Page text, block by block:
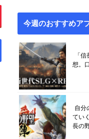
今週のおすすめア
「
想。
自分
てい
長の